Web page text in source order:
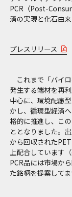
PCR（Post-
済の実現と化石由
プレスリリース
これまで「バイ
発生する端材を再
中心に、環境配慮
かし、循環型経済
格的に推進し、こ
ととなりました。
から回収された
上配合しています
PCR品には市場か
た銘柄を提案してま